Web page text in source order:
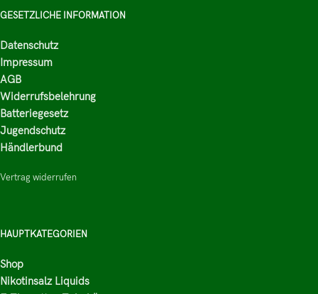
GESETZLICHE INFORMATION
Datenschutz
Impressum
AGB
Widerrufsbelehrung
Batteriegesetz
Jugendschutz
Händlerbund
Vertrag widerrufen
HAUPTKATEGORIEN
Shop
Nikotinsalz Liquids